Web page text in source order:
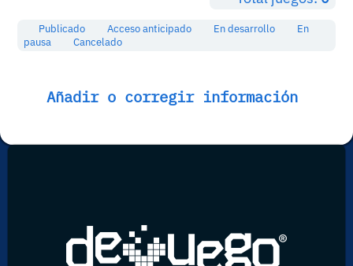
Publicado Acceso anticipado En desarrollo
En
pausa
Cancelado
Añadir o corregir información